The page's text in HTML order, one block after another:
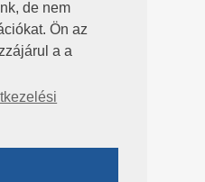
de nem
Ön az
a a